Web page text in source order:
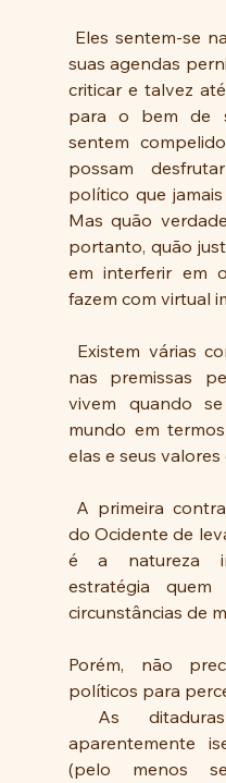
suas agendas
criticar e talvez
para o bem de
sentem
possam
político que
Mas quão
portanto, quão
em interferir em
fazem com virtual
nas premissas
vivem quando
mundo em
elas e seus valores
do Ocidente de
é a natureza
estratégia
circunstâncias de
Porém, não
políticos para
aparentemente
(pelo menos